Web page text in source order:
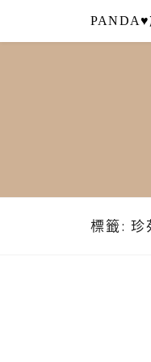
content
PANDA♥
標籤: 珍